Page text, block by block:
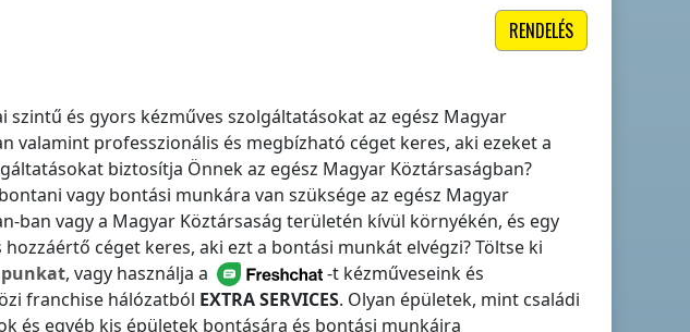
RENDELÉS
szintű és gyors kézműves szolgáltatásokataz egész Magyar
valamint professzionális és megbízható céget keres, aki ezeket a
biztosítja Önnekaz egész Magyar Köztársaságban?
vagy bontási munkára van szükségeaz egész Magyar
-ban vagya Magyar Köztársaság területén kívül környékén, és egy
céget keres, aki ezt a bontási munkát elvégzi? Töltse ki
, vagy használja a
-t kézműveseink és
franchise hálózatból EXTRA SERVICES. Olyan épületek, mint családi
és egyéb kis épületek bontására és bontási munkáira